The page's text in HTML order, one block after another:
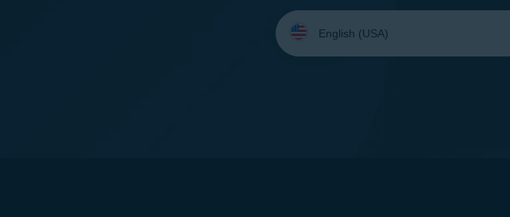
Select
your
language: